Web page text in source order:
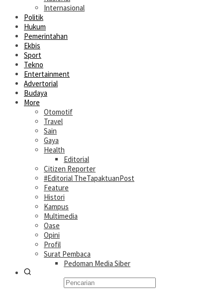
Internasional
Politik
Hukum
Pemerintahan
Ekbis
Sport
Tekno
Entertainment
Advertorial
Budaya
More
Otomotif
Travel
Sain
Gaya
Health
Editorial
Citizen Reporter
#Editorial TheTapaktuanPost
Feature
Histori
Kampus
Multimedia
Oase
Opini
Profil
Surat Pembaca
Pedoman Media Siber